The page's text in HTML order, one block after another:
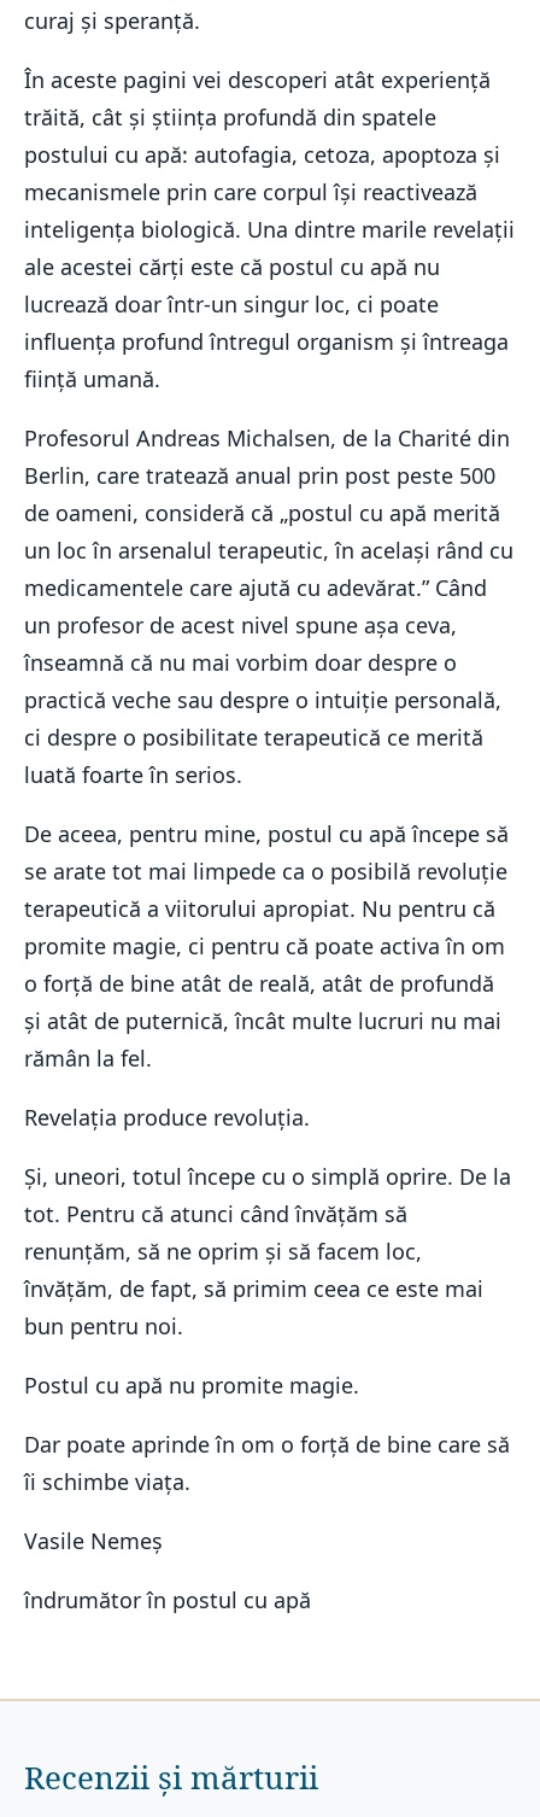
curaj și speranță.
În aceste pagini vei descoperi atât experiență
trăită, cât și știința profundă din spatele
postului cu apă: autofagia, cetoza, apoptoza și
mecanismele prin care corpul își reactivează
inteligența biologică. Una dintre marile revelații
ale acestei cărți este că postul cu apă nu
lucrează doar într-un singur loc, ci poate
influența profund întregul organism și întreaga
ființă umană.
Profesorul Andreas Michalsen, de la Charité din
Berlin, care tratează anual prin post peste 500
de oameni, consideră că „postul cu apă merită
un loc în arsenalul terapeutic, în același rând cu
medicamentele care ajută cu adevărat.” Când
un profesor de acest nivel spune așa ceva,
înseamnă că nu mai vorbim doar despre o
practică veche sau despre o intuiție personală,
ci despre o posibilitate terapeutică ce merită
luată foarte în serios.
De aceea, pentru mine, postul cu apă începe să
se arate tot mai limpede ca o posibilă revoluție
terapeutică a viitorului apropiat. Nu pentru că
promite magie, ci pentru că poate activa în om
o forță de bine atât de reală, atât de profundă
și atât de puternică, încât multe lucruri nu mai
rămân la fel.
Revelația produce revoluția.
Și, uneori, totul începe cu o simplă oprire. De la
tot. Pentru că atunci când învățăm să
renunțăm, să ne oprim și să facem loc,
învățăm, de fapt, să primim ceea ce este mai
bun pentru noi.
Postul cu apă nu promite magie.
Dar poate aprinde în om o forță de bine care să
îi schimbe viața.
Vasile Nemeș
îndrumător în postul cu apă
Recenzii și mărturii